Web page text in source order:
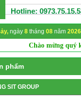
Hotline:
ngày 8tháng 08năm 2026
Chào mừng quý
phẩm
SIT GROUP